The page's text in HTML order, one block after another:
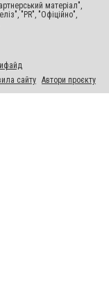
матеріал",
"PR", "Офіційно",
сайту Автори проєкту